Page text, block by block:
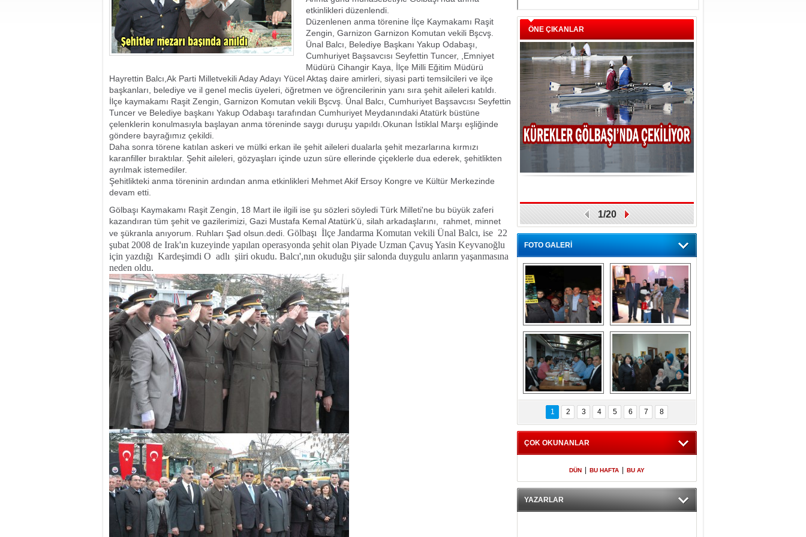
etkinlikleri düzenlendi.
Düzenlenen anma törenine İlçe Kaymakamı Raşit
Zengin, Garnizon Garnizon Komutan vekili Bşcvş.
Ünal Balcı, Belediye Başkanı Yakup Odabaşı,
Cumhuriyet Başsavcısı Seyfettin Tuncer, ,Emniyet
Müdürü Cihangir Kaya, İlçe Milli Eğitim Müdürü
Hayrettin Balcı,Ak Parti Milletvekili Aday Adayı Yücel Aktaş daire amirleri, siyasi parti temsilcileri ve ilçe
başkanları, belediye ve il genel meclis üyeleri, öğretmen ve öğrencilerinin yanı sıra şehit aileleri katıldı.
İlçe kaymakamı Raşit Zengin, Garnizon Komutan vekili Bşcvş. Ünal Balcı, Cumhuriyet Başsavcısı Seyfettin
Tuncer ve Belediye başkanı Yakup Odabaşı tarafından Cumhuriyet Meydanındaki Atatürk büstüne
çelenklerin konulmasıyla başlayan anma töreninde saygı duruşu yapıldı.Okunan İstiklal Marşı eşliğinde
göndere bayrağımız çekildi.
Daha sonra törene katılan askeri ve mülki erkan ile şehit aileleri dualarla şehit mezarlarına kırmızı
karanfiller bıraktılar. Şehit aileleri, gözyaşları içinde uzun süre ellerinde çiçeklerle dua ederek, şehitlikten
ayrılmak istemediler.
Şehitlikteki anma töreninin ardından anma etkinlikleri Mehmet Akif Ersoy Kongre ve Kültür Merkezinde
devam etti.
Gölbaşı Kaymakamı Raşit Zengin, 18 Mart ile ilgili ise şu sözleri söyledi Türk Milleti'ne bu büyük zaferi
kazandıran tüm şehit ve gazilerimizi, Gazi Mustafa Kemal Atatürk'ü, silah arkadaşlarını,
rahmet, minnet
ve şükranla anıyorum. Ruhları Şad olsun.dedi. Gölbaşı İlçe Jandarma Komutan vekili Ünal Balcı, ise 22
şubat 2008 de Irak'ın kuzeyinde yapılan operasyonda şehit olan Piyade Uzman Çavuş Yasin Keyvanoğlu
için yazdığı Kardeşimdi O adlı şiiri okudu. Balcı',nın okuduğu şiir salonda duygulu anların yaşanmasına
neden oldu.
ÖNE ÇIKANLAR
1/20
FOTO GALERİ
Gölbaşı GAZZE
İÇİN YÜRÜDÜ
Kaymakamlıktan
iftar yemeği
Kaymakamlıktan
iftar yemeği
NERGÜL
YILDIRIM SEÇİM
BÜROSUNU AÇTI
1 2 3 4 5 6 7 8
ÇOK OKUNANLAR
DÜN BU HAFTA BU AY
YAZARLAR